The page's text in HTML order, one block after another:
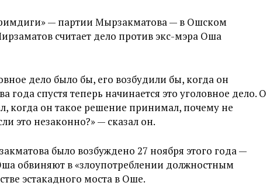
— партии Мырзакматова — в Ошском
считает дело против экс-мэра Оша
дело было бы, его возбудили бы, когда он
года спустя теперь начинается это уголовное дело. О
когда он такое решение принимал, почему не
это незаконно?» — сказал он.
было возбуждено 27 ноября этого года —
обвиняют в «злоупотреблении должностным
эстакадного моста в Оше.